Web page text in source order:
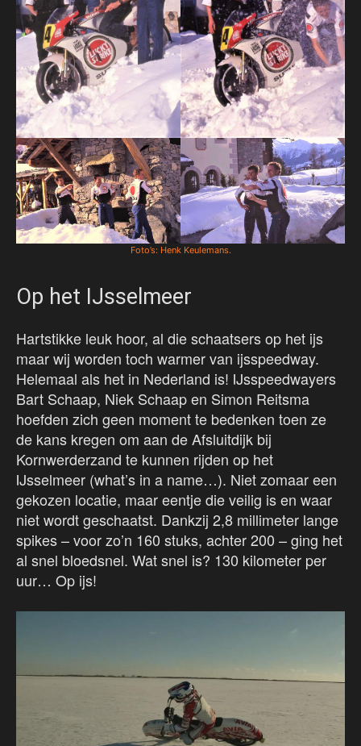
Foto’s: Henk Keulemans.
Op het IJsselmeer
Hartstikke leuk hoor, al die schaatsers op het ijs
maar wij worden toch warmer van ijsspeedway.
Helemaal als het in Nederland is! IJsspeedwayers
Bart Schaap, Niek Schaap en Simon Reitsma
hoefden zich geen moment te bedenken toen ze
de kans kregen om aan de Afsluitdijk bij
Kornwerderzand te kunnen rijden op het
IJsselmeer (what’s in a name…). Niet zomaar een
gekozen locatie, maar eentje die veilig is en waar
niet wordt geschaatst. Dankzij 2,8 millimeter lange
spikes – voor zo’n 160 stuks, achter 200 – ging het
al snel bloedsnel. Wat snel is? 130 kilometer per
uur… Op ijs!